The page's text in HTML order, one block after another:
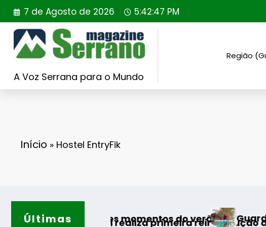
Saltar
para
conteúdo
7 de Agosto de 2026 5:42:48 PM
A Voz Serrana para o Mundo
Região
Início » Hostel EntryFik
Últimas
melhores momentos do verão
Portugal realiza primeira reintrodução de coelho-
Guarda desafia